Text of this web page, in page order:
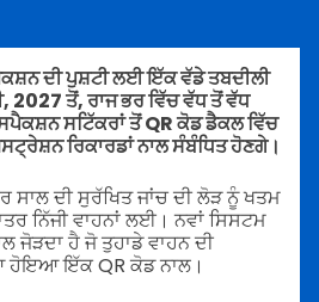
ਦੀ ਪੁਸ਼ਟੀ ਲਈ ਇੱਕ ਵੱਡੇ ਤਬਦੀਲੀ
ਤੋਂ, ਰਾਜ ਭਰ ਵਿੱਚ ਵੱਧ ਤੋਂ ਵੱਧ
ਸਟਿੱਕਰਾਂ ਤੋਂ QR ਕੋਡ ਡੈਕਲ ਵਿੱਚ
ਰਿਕਾਰਡਾਂ ਨਾਲ ਸੰਬੰਧਿਤ ਹੋਣਗੇ।
ਸਾਲ ਦੀ ਸੁਰੱਖਿਤ ਜਾਂਚ ਦੀ ਲੋੜ ਨੂੰ ਖਤਮ
ਨਿੱਜੀ ਵਾਹਨਾਂ ਲਈ। ਨਵਾਂ ਸਿਸਟਮ
ਜੋੜਦਾ ਹੈ ਜੋ ਤੁਹਾਡੇ ਵਾਹਨ ਦੀ
ਹੋਇਆ ਇੱਕ QR ਕੋਡ ਨਾਲ।